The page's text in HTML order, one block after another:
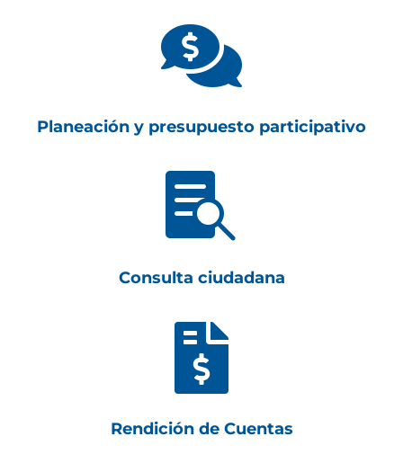

Planeación y presupuesto participativo

Consulta ciudadana

Rendición de Cuentas